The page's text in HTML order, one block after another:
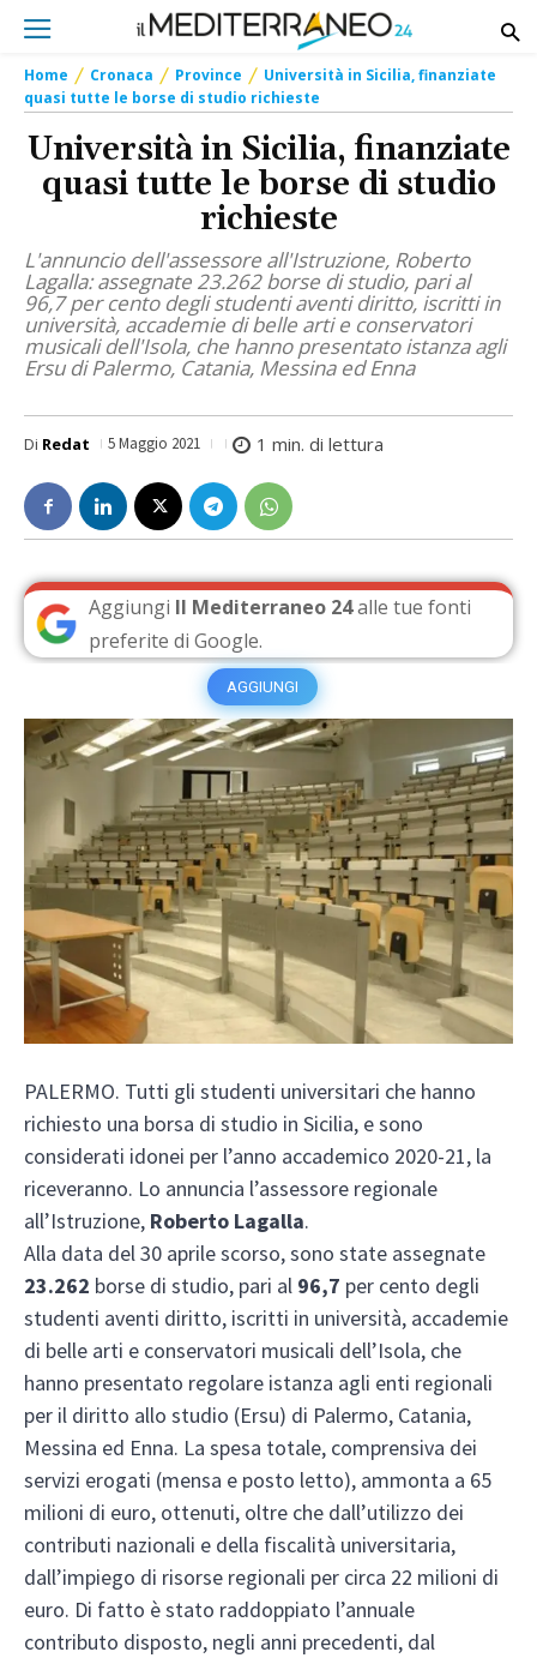
Home Cronaca Province
Università in Sicilia, finanziate
quasi tutte le borse di studio richieste
Università in Sicilia, finanziate
quasi tutte le borse di studio
richieste
L'annuncio dell'assessore all'Istruzione, Roberto
Lagalla: assegnate 23.262 borse di studio, pari al
96,7 per cento degli studenti aventi diritto, iscritti in
università, accademie di belle arti e conservatori
musicali dell'Isola, che hanno presentato istanza agli
Ersu di Palermo, Catania, Messina ed Enna
Di Redat 5 Maggio 2021 1 min. di lettura
Aggiungi Il Mediterraneo 24alle tue fonti
preferite di Google.
AGGIUNGI
PALERMO. Tutti gli studenti universitari che hanno
richiesto una borsa di studio in Sicilia, e sono
considerati idonei per l’anno accademico 2020-21, la
riceveranno. Lo annuncia l’assessore regionale
all’Istruzione, Roberto Lagalla.
Alla data del 30 aprile scorso, sono state assegnate
23.262 borse di studio, pari al 96,7 per cento degli
studenti aventi diritto, iscritti in università, accademie
di belle arti e conservatori musicali dell’Isola, che
hanno presentato regolare istanza agli enti regionali
per il diritto allo studio (Ersu) di Palermo, Catania,
Messina ed Enna. La spesa totale, comprensiva dei
servizi erogati (mensa e posto letto), ammonta a 65
milioni di euro, ottenuti, oltre che dall’utilizzo dei
contributi nazionali e della fiscalità universitaria,
dall’impiego di risorse regionali per circa 22 milioni di
euro. Di fatto è stato raddoppiato l’annuale
contributo disposto, negli anni precedenti, dal